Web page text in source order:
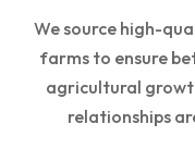
We source high-
farms to ensure
agricultural
relationships